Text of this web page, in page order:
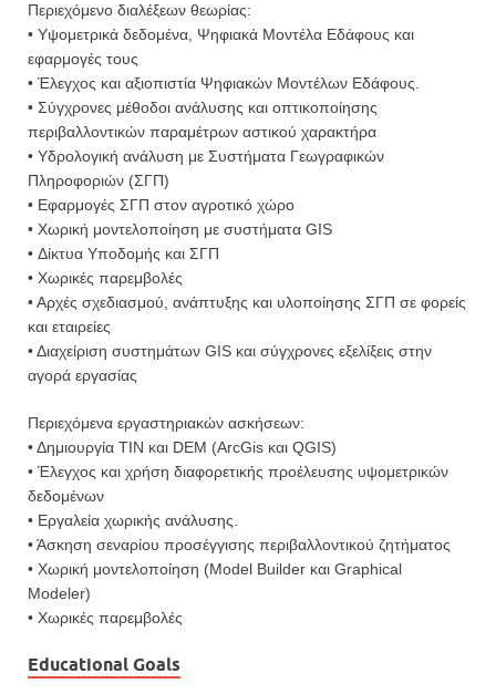
Περιεχόμενο διαλέξεων θεωρίας:
• Υψομετρικά δεδομένα, Ψηφιακά Μοντέλα Εδάφους και
εφαρμογές τους
• Έλεγχος και αξιοπιστία Ψηφιακών Μοντέλων Εδάφους.
• Σύγχρονες μέθοδοι ανάλυσης και οπτικοποίησης
περιβαλλοντικών παραμέτρων αστικού χαρακτήρα
• Υδρολογική ανάλυση με Συστήματα Γεωγραφικών
Πληροφοριών (ΣΓΠ)
• Εφαρμογές ΣΓΠ στον αγροτικό χώρο
• Χωρική μοντελοποίηση με συστήματα GIS
• Δίκτυα Υποδομής και ΣΓΠ
• Χωρικές παρεμβολές
• Αρχές σχεδιασμού, ανάπτυξης και υλοποίησης ΣΓΠ σε φορείς
και εταιρείες
• Διαχείριση συστημάτων GIS και σύγχρονες εξελίξεις στην
αγορά εργασίας
Περιεχόμενα εργαστηριακών ασκήσεων:
• Δημιουργία ΤΙΝ και DEM (ArcGis και QGIS)
• Έλεγχος και χρήση διαφορετικής προέλευσης υψομετρικών
δεδομένων
• Εργαλεία χωρικής ανάλυσης.
• Άσκηση σεναρίου προσέγγισης περιβαλλοντικού ζητήματος
• Χωρική μοντελοποίηση (Model Builder και Graphical
Modeler)
• Χωρικές παρεμβολές
Educational Goals